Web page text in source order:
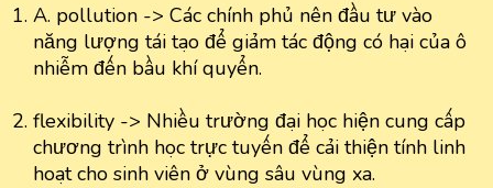
A. pollution -> Các chính phủ nên đầu tư vào
năng lượng tái tạo để giảm tác động có hại của ô
nhiễm đến bầu khí quyển.
flexibility -> Nhiều trường đại học hiện cung cấp
chương trình học trực tuyến để cải thiện tính linh
hoạt cho sinh viên ở vùng sâu vùng xa.